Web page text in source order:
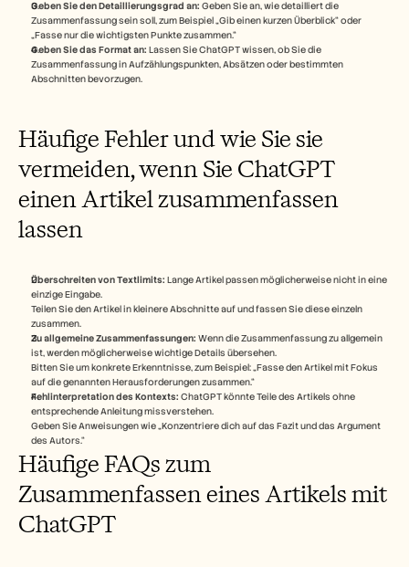
Geben Sie den Detaillierungsgrad an: Geben Sie an, wie detailliert die
Zusammenfassung sein soll, zum Beispiel „Gib einen kurzen Überblick“ oder
„Fasse nur die wichtigsten Punkte zusammen.“
Geben Sie das Format an: Lassen Sie ChatGPT wissen, ob Sie die
Zusammenfassung in Aufzählungspunkten, Absätzen oder bestimmten
Abschnitten bevorzugen.
Häufige Fehler und wie Sie sie
vermeiden, wenn Sie ChatGPT
einen Artikel zusammenfassen
lassen
Überschreiten von Textlimits: Lange Artikel passen möglicherweise nicht in eine
einzige Eingabe.
Teilen Sie den Artikel in kleinere Abschnitte auf und fassen Sie diese einzeln
zusammen.
Zu allgemeine Zusammenfassungen: Wenn die Zusammenfassung zu allgemein
ist, werden möglicherweise wichtige Details übersehen.
Bitten Sie um konkrete Erkenntnisse, zum Beispiel: „Fasse den Artikel mit Fokus
auf die genannten Herausforderungen zusammen.“
Fehlinterpretation des Kontexts: ChatGPT könnte Teile des Artikels ohne
entsprechende Anleitung missverstehen.
Geben Sie Anweisungen wie „Konzentriere dich auf das Fazit und das Argument
des Autors.“
Häufige FAQs zum
Zusammenfassen eines Artikels mit
ChatGPT